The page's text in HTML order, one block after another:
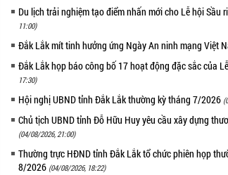
Du lịch trải nghiệm tạo điểm nhấn mới cho Lễ hội Sầu
11:00)
Đắk Lắk mít tinh hưởng ứng Ngày An ninh mạng Việt
Đắk Lắk họp báo công bố 17 hoạt động đặc sắc của
17:30)
Hội nghị UBND tỉnh Đắk Lắk thường kỳ tháng 7/2026
Chủ tịch UBND tỉnh Đỗ Hữu Huy yêu cầu xây dựng
(04/08/2026, 21:00)
Thường trực HĐND tỉnh Đắk Lắk tổ chức phiên họp
8/2026 (04/08/2026, 18:22)